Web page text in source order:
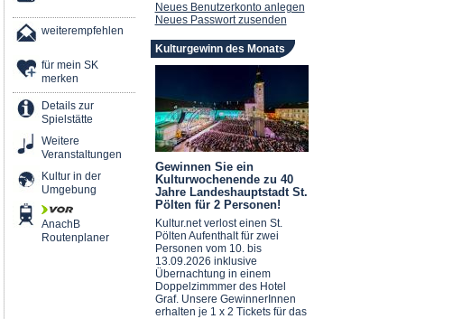
weiterempfehlen
für mein SK
merken
Details zur
Spielstätte
Weitere
Veranstaltungen
Kultur in der
Umgebung
AnachB
Routenplaner
Neues Benutzerkonto anlegen
Neues Passwort zusenden
Kulturgewinn des Monats
Gewinnen Sie ein
Kulturwochenende zu 40
Jahre Landeshauptstadt St.
Pölten für 2 Personen!
Kultur.net verlost einen St.
Pölten Aufenthalt für zwei
Personen vom 10. bis
13.09.2026 inklusive
Übernachtung in einem
Doppelzimmmer des Hotel
Graf. Unsere GewinnerInnen
erhalten je 1 x 2 Tickets für das